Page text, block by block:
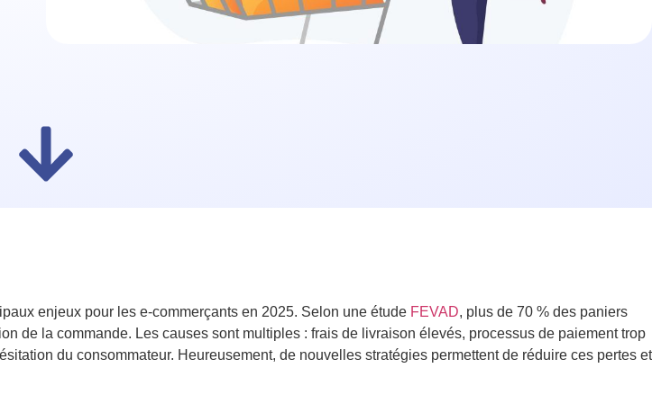
enjeux pour les e-commerçants en 2025. Selon une étude FEVAD, plus de 70 % des paniers
de la commande. Les causes sont multiples : frais de livraison élevés, processus de paiement trop
du consommateur. Heureusement, de nouvelles stratégies permettent de réduire ces pertes et